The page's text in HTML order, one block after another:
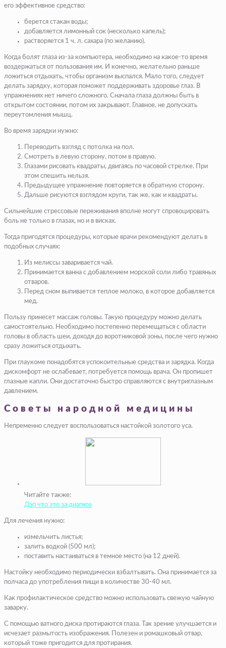
его эффективное средство:
берется стакан воды;
добавляется лимонный сок (несколько капель);
растворяется 1 ч. л. сахара (по желанию).
Когда болят глаза из-за компьютера, необходимо на какое-то время
воздержаться от пользования им. И конечно, желательно раньше
ложиться отдыхать, чтобы организм выспался. Мало того, следует
делать зарядку, которая поможет поддерживать здоровье глаз. В
упражнениях нет ничего сложного. Сначала глаза должны быть в
открытом состоянии, потом их закрывают. Главное, не допускать
переутомления мышц.
Во время зарядки нужно:
Переводить взгляд с потолка на пол.
Смотреть в левую сторону, потом в правую.
Глазами рисовать квадраты, двигаясь по часовой стрелке. При
этом спешить нельзя.
Предыдущее упражнение повторяется в обратную сторону.
Дальше рисуются взглядом круги, так же, как и квадраты.
Сильнейшие стрессовые переживания вполне могут спровоцировать
боль не только в глазах, но и в висках.
Тогда пригодятся процедуры, которые врачи рекомендуют делать в
подобных случаях:
Из мелиссы заваривается чай.
Принимается ванна с добавлением морской соли либо травяных
отваров.
Перед сном выпивается теплое молоко, в которое добавляется
мед.
Пользу принесет массаж головы. Такую процедуру можно делать
самостоятельно. Необходимо постепенно перемещаться с области
головы в область шеи, доходя до воротниковой зоны, после чего нужно
сразу ложиться отдыхать.
При глаукоме понадобятся успокоительные средства и зарядка. Когда
дискомфорт не ослабевает, потребуется помощь врача. Он пропишет
глазные капли. Они достаточно быстро справляются с внутриглазным
давлением.
Советы народной медицины
Непременно следует воспользоваться настойкой золотого уса.
Читайте также:
Дэп что это за диагноз
Для лечения нужно:
измельчить листья;
залить водкой (500 мл);
поставить настаиваться в темное место (на 12 дней).
Настойку необходимо периодически взбалтывать. Она принимается за
полчаса до употребления пищи в количестве 30-40 мл.
Как профилактическое средство можно использовать свежую чайную
заварку.
С помощью ватного диска протираются глаза. Так зрение улучшается и
исчезает размытость изображения. Полезен и ромашковый отвар,
который тоже пригодится для протирания.